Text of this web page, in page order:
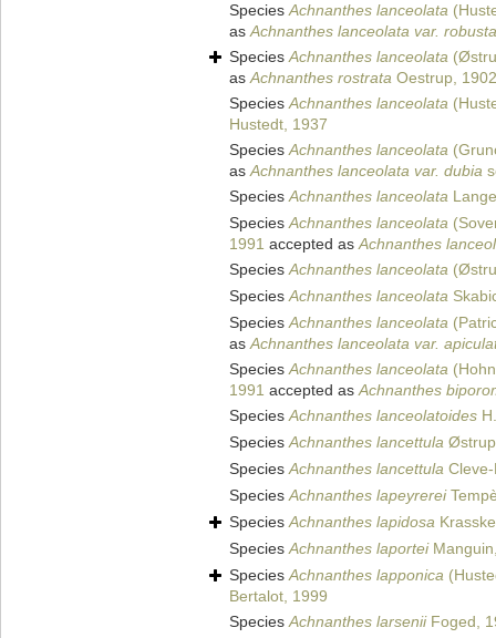
SpeciesAchnanthes lanceolata
asAchnanthes lanceolata var. robusta
SpeciesAchnanthes lanceolata
asAchnanthes rostrata Oestrup, 1902
SpeciesAchnanthes lanceolata
Hustedt, 1937
SpeciesAchnanthes lanceolata
asAchnanthes lanceolata var. dubia
SpeciesAchnanthes lanceolata
SpeciesAchnanthes lanceolata
1991 accepted asAchnanthes
SpeciesAchnanthes lanceolata
SpeciesAchnanthes lanceolata
SpeciesAchnanthes lanceolata
asAchnanthes lanceolata var.
SpeciesAchnanthes lanceolata
1991 accepted asAchnanthes
SpeciesAchnanthes lanceolatoides
SpeciesAchnanthes lancettula
SpeciesAchnanthes lancettula
SpeciesAchnanthes lapeyrerei
SpeciesAchnanthes lapidosa
SpeciesAchnanthes laportei
SpeciesAchnanthes lapponica
Bertalot, 1999
SpeciesAchnanthes larseniiFoged,